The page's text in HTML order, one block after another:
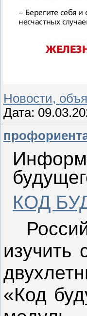
Новости,
Дата:
КОД
изучить
«Код